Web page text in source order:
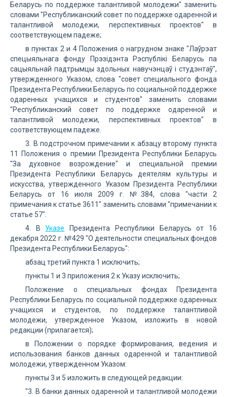
Беларусь по поддержке талантливой молодежи" заменить
словами "Республиканский совет по поддержке одаренной и
талантливой молодежи, перспективных проектов" в
соответствующем падеже;
в пунктах 2 и 4 Положения о нагрудном знаке "Лаўрэат
спецыяльнага фонду Прэзідэнта Рэспублікі Беларусь па
сацыяльнай падтрымцы здольных навучэнцаў і студэнтаў",
утвержденного Указом, слова "совет специального фонда
Президента Республики Беларусь по социальной поддержке
одаренных учащихся и студентов" заменить словами
"Республиканский совет по поддержке одаренной и
талантливой молодежи, перспективных проектов" в
соответствующем падеже.
3. В подстрочном примечании к абзацу второму пункта
11 Положения о премии Президента Республики Беларусь
"За духовное возрождение" и специальной премии
Президента Республики Беларусь деятелям культуры и
искусства, утвержденного Указом Президента Республики
Беларусь от 16 июля 2009 г. №384, слова "части 2
примечания к статье 3611" заменить словами "примечании к
статье 57".
4. В Указе Президента Республики Беларусь от 16
декабря 2022 г. №429 "О деятельности специальных фондов
Президента Республики Беларусь":
абзац третий пункта 1 исключить;
пункты 1 и 3 приложения 2 к Указу исключить;
Положение о специальных фондах Президента
Республики Беларусь по социальной поддержке одаренных
учащихся и студентов, по поддержке талантливой
молодежи, утвержденное Указом, изложить в новой
редакции (прилагается);
в Положении о порядке формирования, ведения и
использования банков данных одаренной и талантливой
молодежи, утвержденном Указом:
пункты 3 и 5 изложить в следующей редакции:
"3. В банки данных одаренной и талантливой молодежи